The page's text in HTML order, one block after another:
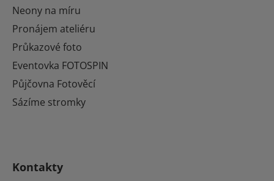
Neony na míru
Pronájem ateliéru
Průkazové foto
Eventovka FOTOSPIN
Půjčovna Fotověcí
Sázíme stromky
Kontakty